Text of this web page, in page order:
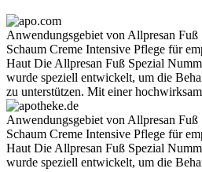
Anwendungsgebiet von Allpresan
Schaum Creme Intensive Pflege für
Haut Die Allpresan Fuß Spezial
wurde speziell entwickelt, um die
zu unterstützen. Mit einer
Anwendungsgebiet von Allpresan
Schaum Creme Intensive Pflege für
Haut Die Allpresan Fuß Spezial
wurde speziell entwickelt, um die